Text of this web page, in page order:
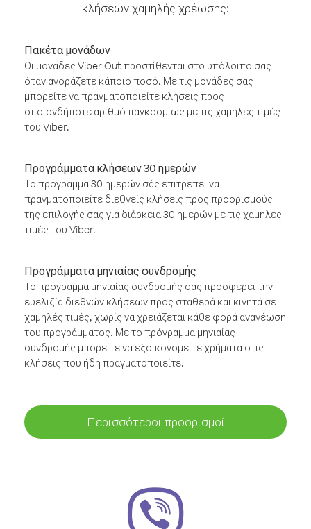
κλήσεων χαμηλής χρέωσης:
Πακέτα μονάδων
Οι μονάδες Viber Out προστίθενται στο υπόλοιπό σας
όταν αγοράζετε κάποιο ποσό. Με τις μονάδες σας
μπορείτε να πραγματοποιείτε κλήσεις προς
οποιονδήποτε αριθμό παγκοσμίως με τις χαμηλές τιμές
του Viber.
Προγράμματα κλήσεων 30 ημερών
Το πρόγραμμα 30 ημερών σάς επιτρέπει να
πραγματοποιείτε διεθνείς κλήσεις προς προορισμούς
της επιλογής σας για διάρκεια 30 ημερών με τις χαμηλές
τιμές του Viber.
Προγράμματα μηνιαίας συνδρομής
Το πρόγραμμα μηνιαίας συνδρομής σάς προσφέρει την
ευελιξία διεθνών κλήσεων προς σταθερά και κινητά σε
χαμηλές τιμές, χωρίς να χρειάζεται κάθε φορά ανανέωση
του προγράμματος. Με το πρόγραμμα μηνιαίας
συνδρομής μπορείτε να εξοικονομείτε χρήματα στις
κλήσεις που ήδη πραγματοποιείτε.
Περισσότεροι προορισμοί